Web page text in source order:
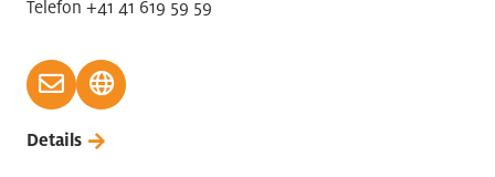
Telefon +41 41 619 59 59
Details